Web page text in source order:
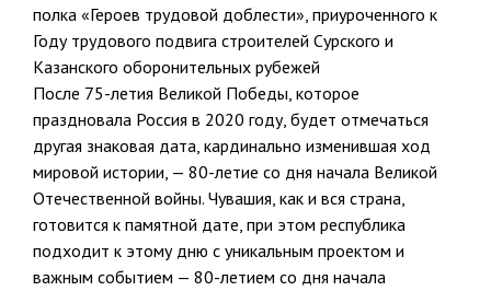
полка «Героев трудовой доблести», приуроченного к
Году трудового подвига строителей Сурского и
Казанского оборонительных рубежей
После 75-летия Великой Победы, которое
праздновала Россия в 2020 году, будет отмечаться
другая знаковая дата, кардинально изменившая ход
мировой истории, — 80-летие со дня начала Великой
Отечественной войны. Чувашия, как и вся страна,
готовится к памятной дате, при этом республика
подходит к этому дню с уникальным проектом и
важным событием — 80-летием со дня начала